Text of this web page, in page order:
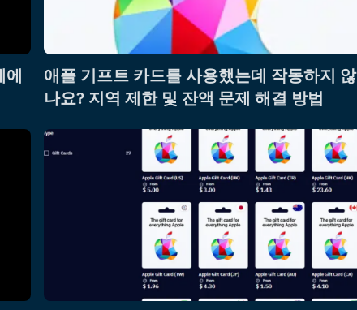
에
애플 기프트 카드를 사용했는데 작동하지 않
나요? 지역 제한 및 잔액 문제 해결 방법